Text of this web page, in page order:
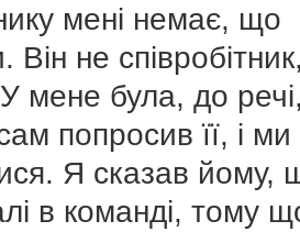
мені немає, що
Він не
мене була, до
попросив її, і ми
Я сказав йому,
в команді, тому